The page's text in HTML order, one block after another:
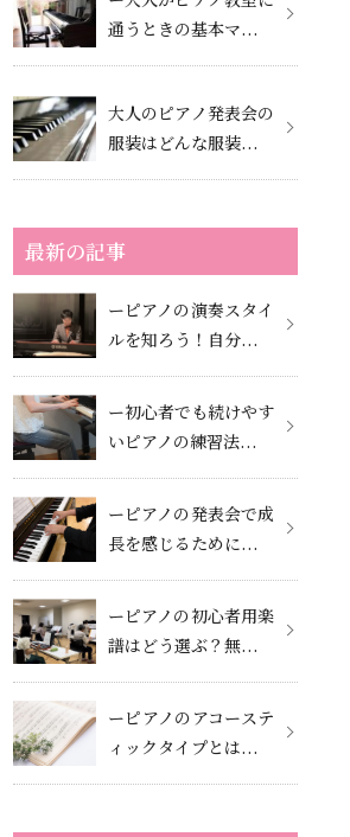
通うときの基本マ...
大人のピアノ発表会の
服装はどんな服装...
最新の記事
ーピアノの演奏スタイ
ルを知ろう！自分...
ー初心者でも続けやす
いピアノの練習法...
ーピアノの発表会で成
長を感じるために...
ーピアノの初心者用楽
譜はどう選ぶ？無...
ーピアノのアコーステ
ィックタイプとは...